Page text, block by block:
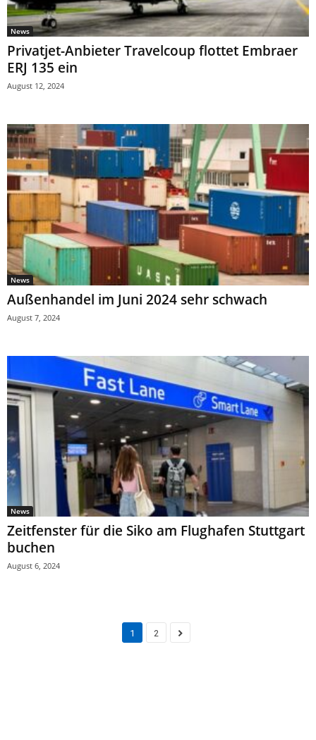
News
Privatjet-Anbieter Travelcoup flottet Embraer
ERJ 135 ein
August 12, 2024
News
Außenhandel im Juni 2024 sehr schwach
August 7, 2024
News
Zeitfenster für die Siko am Flughafen Stuttgart
buchen
August 6, 2024
1 2